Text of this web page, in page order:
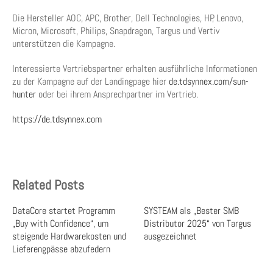
Die Hersteller AOC, APC, Brother, Dell Technologies, HP, Lenovo,
Micron, Microsoft, Philips, Snapdragon, Targus und Vertiv
unterstützen die Kampagne.
Interessierte Vertriebspartner erhalten ausführliche Informationen
zu der Kampagne auf der Landingpage hier de.tdsynnex.com/sun-
hunter oder bei ihrem Ansprechpartner im Vertrieb.
https://de.tdsynnex.com
Related Posts
DataCore startet Programm
„Buy with Confidence“, um
steigende Hardwarekosten und
Lieferengpässe abzufedern
SYSTEAM als „Bester SMB
Distributor 2025“ von Targus
ausgezeichnet